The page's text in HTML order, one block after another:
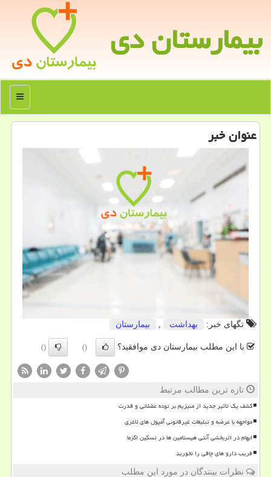
بیمارستان دی
منو
عنوان خبر
تگهای خبر: بهداشت بیمارستان
با این مطلب بیمارستان دی موافقید؟ ()
()
تازه ترین مطالب مرتبط
کشف یک تأثیر جدید از منیزیم بر توده عضلانی و قدرت
مواجهه با عرضه و تبلیغات غیرقانونی آمپول های لاغری
ابهام در اثربخشی آنتی هیستامین ها در تسکین اگزما
فریب دارو های چاقی را نخورید
نظرات بینندگان در مورد این مطلب